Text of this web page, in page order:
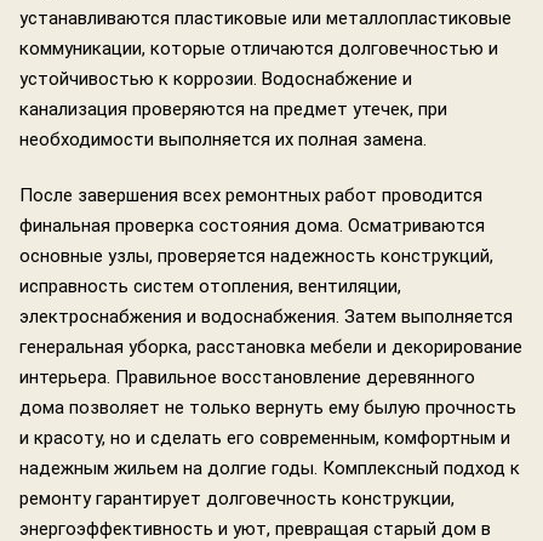
устанавливаются пластиковые или металлопластиковые
коммуникации, которые отличаются долговечностью и
устойчивостью к коррозии. Водоснабжение и
канализация проверяются на предмет утечек, при
необходимости выполняется их полная замена.
После завершения всех ремонтных работ проводится
финальная проверка состояния дома. Осматриваются
основные узлы, проверяется надежность конструкций,
исправность систем отопления, вентиляции,
электроснабжения и водоснабжения. Затем выполняется
генеральная уборка, расстановка мебели и декорирование
интерьера. Правильное восстановление деревянного
дома позволяет не только вернуть ему былую прочность
и красоту, но и сделать его современным, комфортным и
надежным жильем на долгие годы. Комплексный подход к
ремонту гарантирует долговечность конструкции,
энергоэффективность и уют, превращая старый дом в